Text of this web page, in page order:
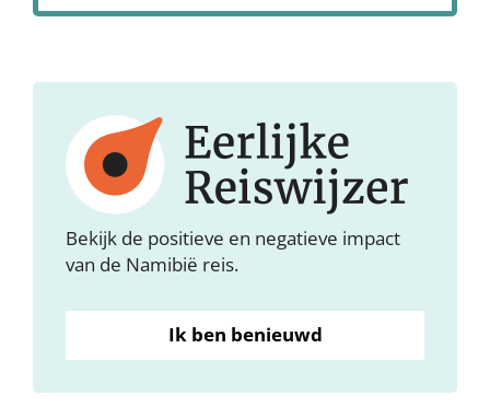
Bekijk de positieve en negatieve impact
van de Namibië reis.
Ik ben benieuwd